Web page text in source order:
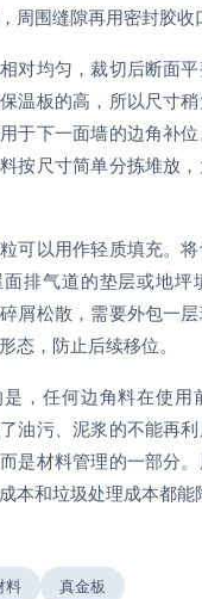
周围缝隙再用密封胶收
对均匀，裁切后断面
温板的高，所以尺寸
于下一面墙的边角补
按尺寸简单分拣堆放
可以用作轻质填充。
排气道的垫层或地坪
屑松散，需要外包一
态，防止后续移位。
，任何边角料在使用
油污、泥浆的不能再
是材料管理的一部分
本和垃圾处理成本都能
料 真金板